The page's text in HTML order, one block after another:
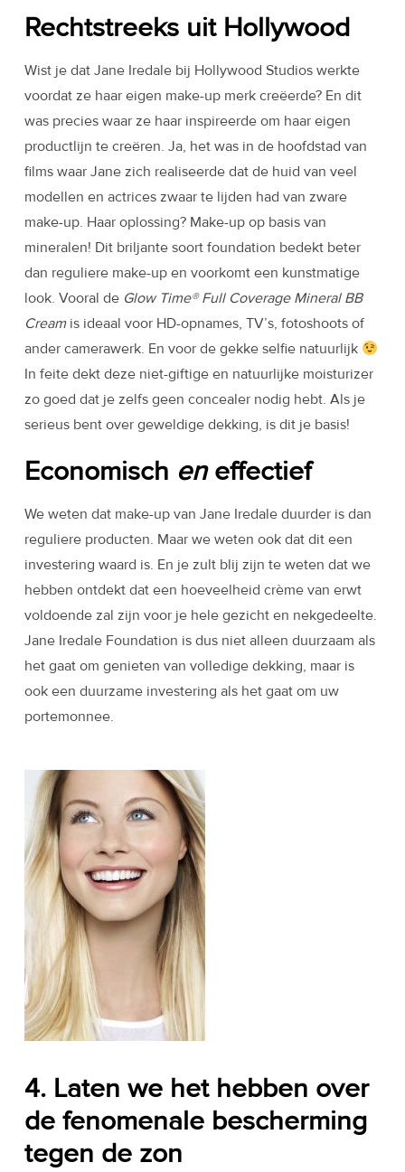
Rechtstreeks uit Hollywood
Wist je dat Jane Iredale bij Hollywood Studios werkte
voordat ze haar eigen make-up merk creëerde? En dit
was precies waar ze haar inspireerde om haar eigen
productlijn te creëren. Ja, het was in de hoofdstad van
films waar Jane zich realiseerde dat de huid van veel
modellen en actrices zwaar te lijden had van zware
make-up. Haar oplossing? Make-up op basis van
mineralen! Dit briljante soort foundation bedekt beter
dan reguliere make-up en voorkomt een kunstmatige
look. Vooral de Glow Time® Full Coverage Mineral BB
Cream is ideaal voor HD-opnames, TV’s, fotoshoots of
ander camerawerk. En voor de gekke selfie natuurlijk
In feite dekt deze niet-giftige en natuurlijke moisturizer
zo goed dat je zelfs geen concealer nodig hebt. Als je
serieus bent over geweldige dekking, is dit je basis!
Economisch eneffectief
We weten dat make-up van Jane Iredale duurder is dan
reguliere producten. Maar we weten ook dat dit een
investering waard is. En je zult blij zijn te weten dat we
hebben ontdekt dat een hoeveelheid crème van erwt
voldoende zal zijn voor je hele gezicht en nekgedeelte.
Jane Iredale Foundation is dus niet alleen duurzaam als
het gaat om genieten van volledige dekking, maar is
ook een duurzame investering als het gaat om uw
portemonnee.
4. Laten we het hebben over
de fenomenale bescherming
tegen de zon